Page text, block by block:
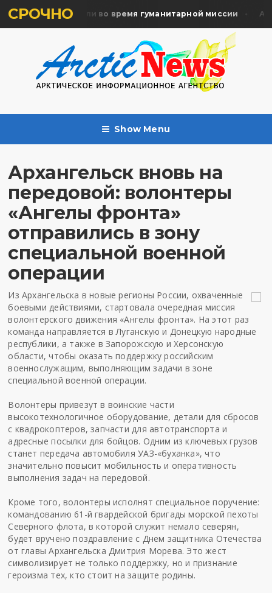
СРОЧНО
жертв почтили во время гуманитарной миссии
Show Menu
Архангельск вновь на
передовой: волонтеры
«Ангелы фронта»
отправились в зону
специальной военной
операции
Из Архангельска в новые регионы России, охваченные
боевыми действиями, стартовала очередная миссия
волонтерского движения «Ангелы фронта». На этот раз
команда направляется в Луганскую и Донецкую народные
республики, а также в Запорожскую и Херсонскую
области, чтобы оказать поддержку российским
военнослужащим, выполняющим задачи в зоне
специальной военной операции.
Волонтеры привезут в воинские части
высокотехнологичное оборудование, детали для сбросов
с квадрокоптеров, запчасти для автотранспорта и
адресные посылки для бойцов. Одним из ключевых грузов
станет передача автомобиля УАЗ-«буханка», что
значительно повысит мобильность и оперативность
выполнения задач на передовой.
Кроме того, волонтеры исполнят специальное поручение:
командованию 61-й гвардейской бригады морской пехоты
Северного флота, в которой служит немало северян,
будет вручено поздравление с Днем защитника Отечества
от главы Архангельска Дмитрия Морева. Это жест
символизирует не только поддержку, но и признание
героизма тех, кто стоит на защите родины.